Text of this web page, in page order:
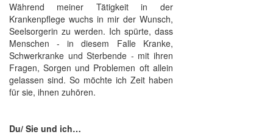
Während meiner Tätigkeit in der
Krankenpflege wuchs in mir der Wunsch,
Seelsorgerin zu werden. Ich spürte, dass
Menschen - in diesem Falle Kranke,
Schwerkranke und Sterbende - mit ihren
Fragen, Sorgen und Problemen oft allein
gelassen sind. So möchte ich Zeit haben
für sie, ihnen zuhören.
Du/ Sie und ich…